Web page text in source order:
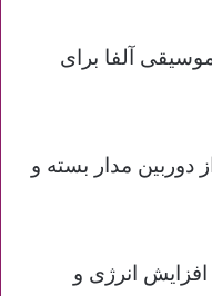
آلفا برای
دوربین مدار بسته و
انرژی و